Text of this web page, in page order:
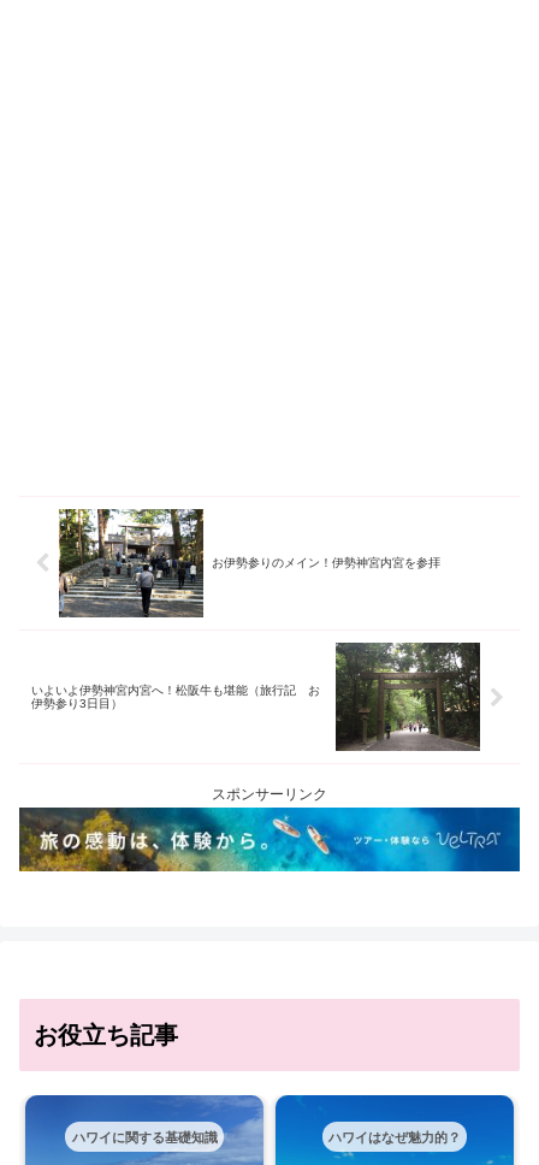
お伊勢参りのメイン！伊勢神宮内宮を参拝
いよいよ伊勢神宮内宮へ！松阪牛も堪能（旅行記 お
伊勢参り3日目）
スポンサーリンク
お役立ち記事
ハワイに関する基礎知識 ハワイはなぜ魅力的？